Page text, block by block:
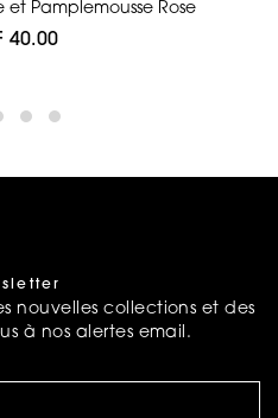
Rose
nouvelles collections et des
à nos alertes email.